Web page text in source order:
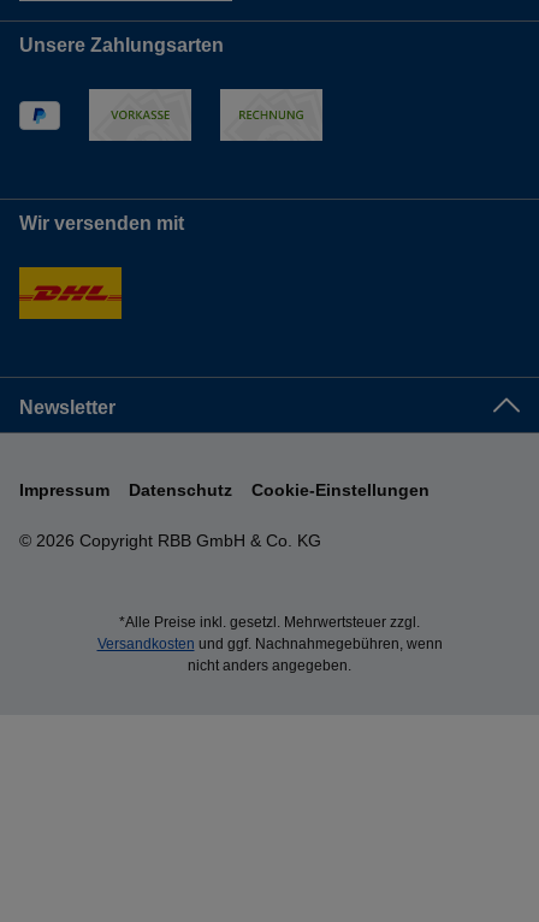
Unsere Zahlungsarten
Wir versenden mit
Newsletter
© 2026 Copyright RBB GmbH & Co. KG
Impressum Datenschutz Cookie-Einstellungen
*Alle Preise inkl. gesetzl. Mehrwertsteuer zzgl.
Versandkosten und ggf. Nachnahmegebühren, wenn
nicht anders angegeben.